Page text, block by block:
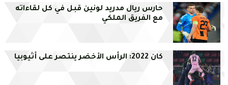
حارس ريال مدريد لونين قبل في كل لقاءاته
مع الفريق الملكي
كان 2022: الرأس الأخضر ينتصر على أثيوبيا